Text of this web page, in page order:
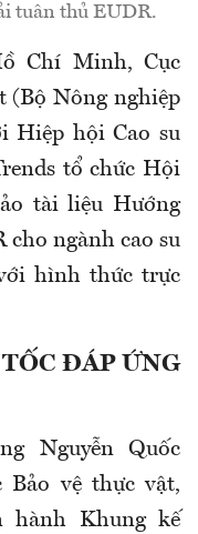
tuân thủ EUDR.
Chí Minh, Cục
(Bộ Nông nghiệp
Hiệp hội Cao su
tổ chức Hội
tài liệu Hướng
ngành cao su
hình thức trực
ĐÁP ỨNG
Nguyễn Quốc
Bảo vệ thực vật,
hành Khung kế